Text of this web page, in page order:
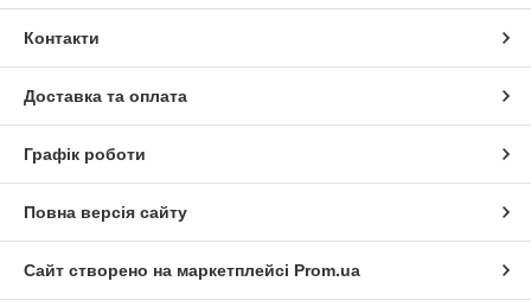
Контакти
Доставка та оплата
Графік роботи
Повна версія сайту
Сайт створено на маркетплейсі Prom.ua